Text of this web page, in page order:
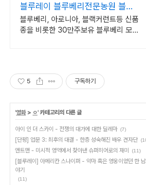
블루레이 블루베리전문농원 블루
베리묘목 농자재 영양제
블루베리, 아로니아, 블랙커런트등 신품
종을 비롯한 30만주보유 블루베리 모든
5 구독하기
'영화> ㅇ' 카테고리의 다른 글
아이 인 더 스카이 - 전쟁의 대가에 대한 딜레마 (7)
[단평] 엽문 3: 최후의 대결 - 한층 성숙해진 배우 견자단
앤트맨 - 미시적 영역에서 찾아낸 슈퍼히어로의 재미 (11)
[블루레이] 아메리칸 스나이퍼 - 악마 혹은 영웅이었던 한 남
야기
(11)